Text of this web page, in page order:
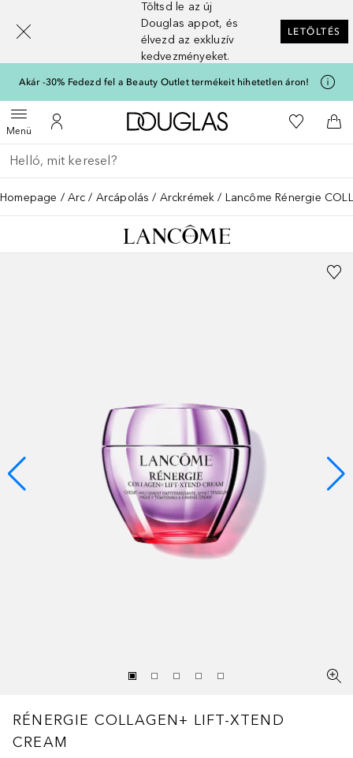
Töltsd le az új
Douglas appot, és
élvezd az exkluzív
kedvezményeket.
LETÖLTÉS
Akár -30% Fedezd fel a Beauty Outlet termékeit hihetetlen áron!
MenüMenü megnyitása
A fiókomhoz
A Douglas Főoldalra
A
Menj vissza
Keresés végrehajtása
Homepage Arc Arcápolás Arckrémek Lancôme Rénergie
RÉNERGIE COLLAGEN+ LIFT-XTEND
CREAM
[navigation.slideout.screenreader]